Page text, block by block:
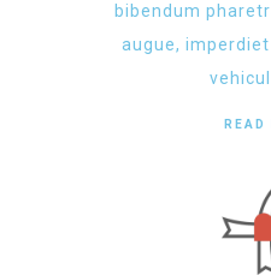
bibendum
augue,
READ